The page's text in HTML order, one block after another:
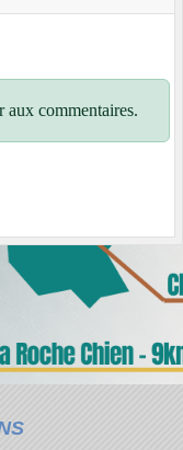
commentaires.